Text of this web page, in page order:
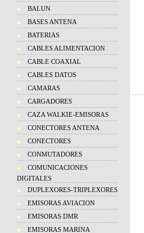
BALUN
BASES ANTENA
BATERIAS
CABLES ALIMENTACION
CABLE COAXIAL
CABLES DATOS
CAMARAS
CARGADORES
CAZA WALKIE-EMISORAS
CONECTORES ANTENA
CONECTORES
CONMUTADORES
COMUNICACIONES
DIGITALES
DUPLEXORES-TRIPLEXORES
EMISORAS AVIACION
EMISORAS DMR
EMISORAS MARINA